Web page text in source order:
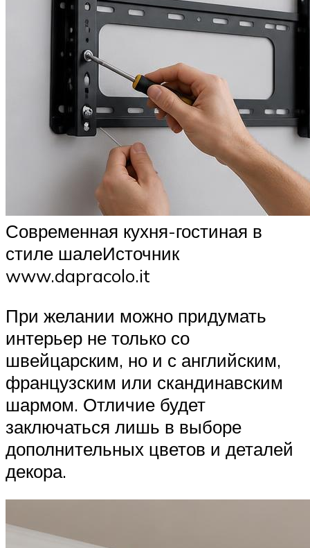
Современная кухня-гостиная в
стиле шалеИсточник
www.dapracolo.it
При желании можно придумать
интерьер не только со
швейцарским, но и с английским,
французским или скандинавским
шармом. Отличие будет
заключаться лишь в выборе
дополнительных цветов и деталей
декора.